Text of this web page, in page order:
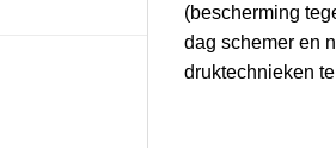
(bescherming
dag schemer en
druktechnieken